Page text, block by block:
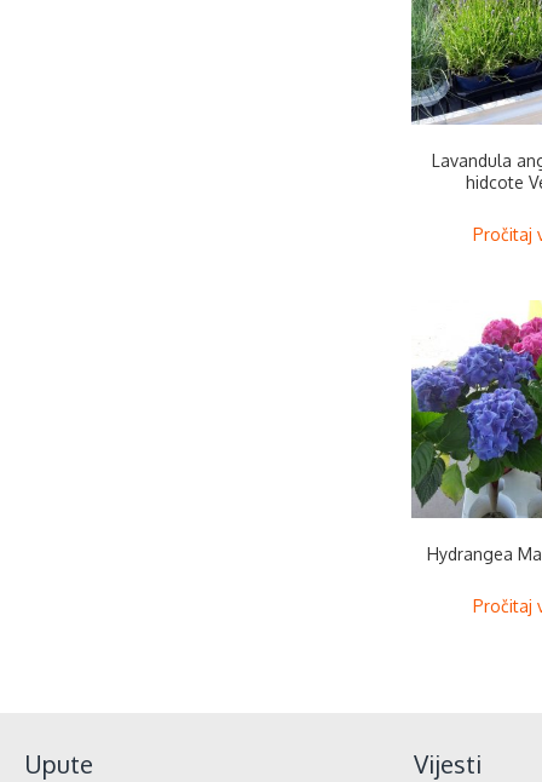
Lavandula
hidcote
Pročitaj
Hydrangea
Pročitaj
Upute Vijesti